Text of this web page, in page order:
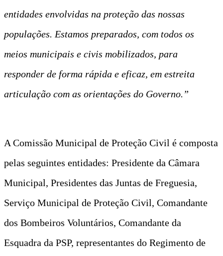
entidades envolvidas na proteção das nossas
populações. Estamos preparados, com todos os
meios municipais e civis mobilizados, para
responder de forma rápida e eficaz, em estreita
articulação com as orientações do Governo.”
A Comissão Municipal de Proteção Civil é composta
pelas seguintes entidades: Presidente da Câmara
Municipal, Presidentes das Juntas de Freguesia,
Serviço Municipal de Proteção Civil, Comandante
dos Bombeiros Voluntários, Comandante da
Esquadra da PSP, representantes do Regimento de